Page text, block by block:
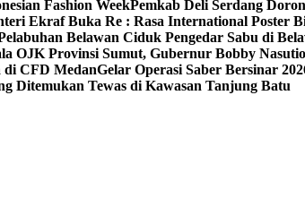
Fashion WeekPemkab Deli Serdang
Ekraf Buka Re : Rasa International Poster
Belawan Ciduk Pengedar Sabu di
OJK Provinsi Sumut, Gubernur Bobby
di CFD MedanGelar Operasi Saber Bersinar
Ditemukan Tewas di Kawasan Tanjung Batu